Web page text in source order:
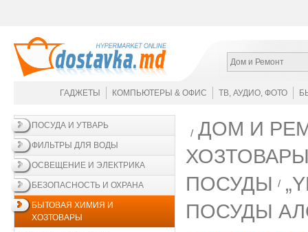
Дом и Ремонт
ГАДЖЕТЫ КОМПЬЮТЕРЫ & ОФИС ТВ, АУДИО, ФОТО
ПОСУДА И УТВАРЬ
ФИЛЬТРЫ ДЛЯ ВОДЫ
ОСВЕЩЕНИЕ И ЭЛЕКТРИКА
БЕЗОПАСНОСТЬ И ОХРАНА
БЫТОВАЯ ХИМИЯ И
ХОЗТОВАРЫ
ДОМ И
ПОСУДЫ
ПОСУДЫ